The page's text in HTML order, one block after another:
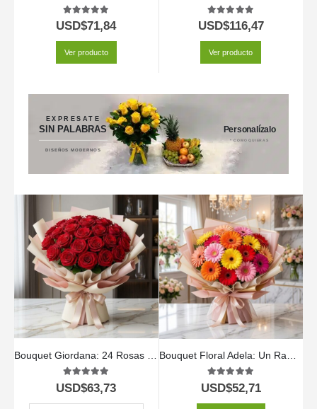
5.00out of 5
USD$71,84
Ver producto
5.00out of 5
USD$116,47
Ver producto
EXPRESATE
SIN PALABRAS
DISEÑOS MODERNOS
Personalízalo
* COMO QUIERAS
5.00 out of 5
USD$63,73 5.00 out of 5
USD$52,71